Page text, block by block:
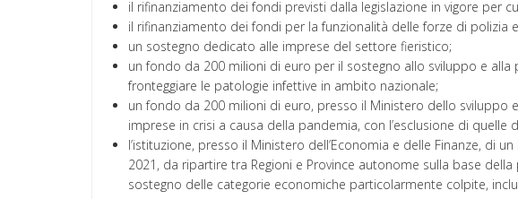
il rifinanziamento dei fondi previsti dalla legislazione in vigore per
il rifinanziamento dei fondi per la funzionalità delle forze di polizia
un sostegno dedicato alle imprese del settore fieristico;
un fondo da 200 milioni di euro per il sostegno allo sviluppo e
fronteggiare le patologie infettive in ambito nazionale;
un fondo da 200 milioni di euro, presso il Ministero dello sviluppo
imprese in crisi a causa della pandemia, con l’esclusione di
l’istituzione, presso il Ministero dell’Economia e delle Finanze, di
2021, da ripartire tra Regioni e Province autonome sulla base
sostegno delle categorie economiche particolarmente colpite,